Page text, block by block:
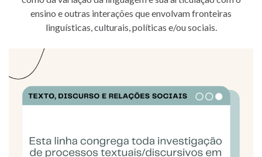
ensino e outras interações que envolvam fronteiras
linguísticas, culturais, políticas e/ou sociais.